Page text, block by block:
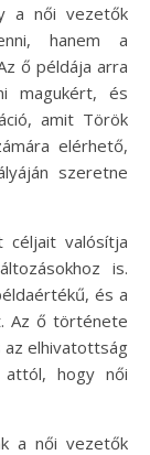
a női vezetők
hanem a
ő példája arra
magukért, és
amit Török
elérhető,
szeretne
céljait valósítja
is.
és a
Az ő története
az elhivatottság
attól, hogy női
a női vezetők